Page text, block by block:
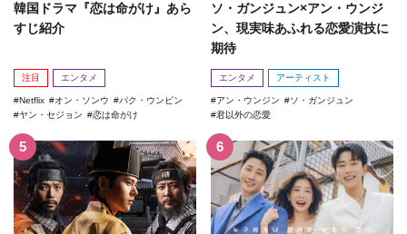
韓国ドラマ『恋は命がけ』あら
すじ紹介
注目 エンタメ
Netflix オン・ソンウ
パク・ウンビン
ヤン・セジョン
恋は命がけ
ソ・ガンジュン×アン・ウンジ
ン、現実味あふれる恋愛演技に
期待
エンタメ アーティスト
アン・ウンジン
ソ・ガンジュン
君以外の恋愛